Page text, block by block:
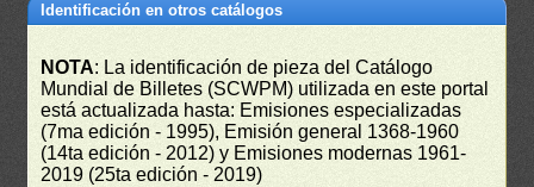
Identificación en otros catálogos
NOTA: La identificación de pieza del Catálogo
Mundial de Billetes (SCWPM) utilizada en este portal
está actualizada hasta: Emisiones especializadas
(7ma edición - 1995), Emisión general 1368-1960
(14ta edición - 2012) y Emisiones modernas 1961-
2019 (25ta edición - 2019)